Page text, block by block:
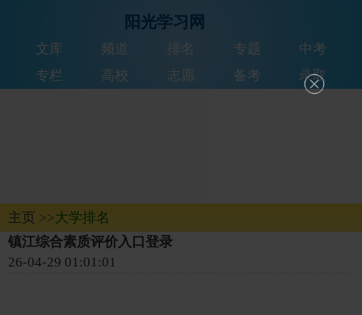
阳光学习网
文库 频道 排名 专题
中考
专栏
高校 志愿 备考 录取
主页 >>大学排名
镇江综合素质评价入口登录
26-04-29 01:01:01